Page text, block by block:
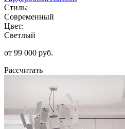
Стиль:
Современный
Цвет:
Светлый
от 99 000 руб.
Рассчитать